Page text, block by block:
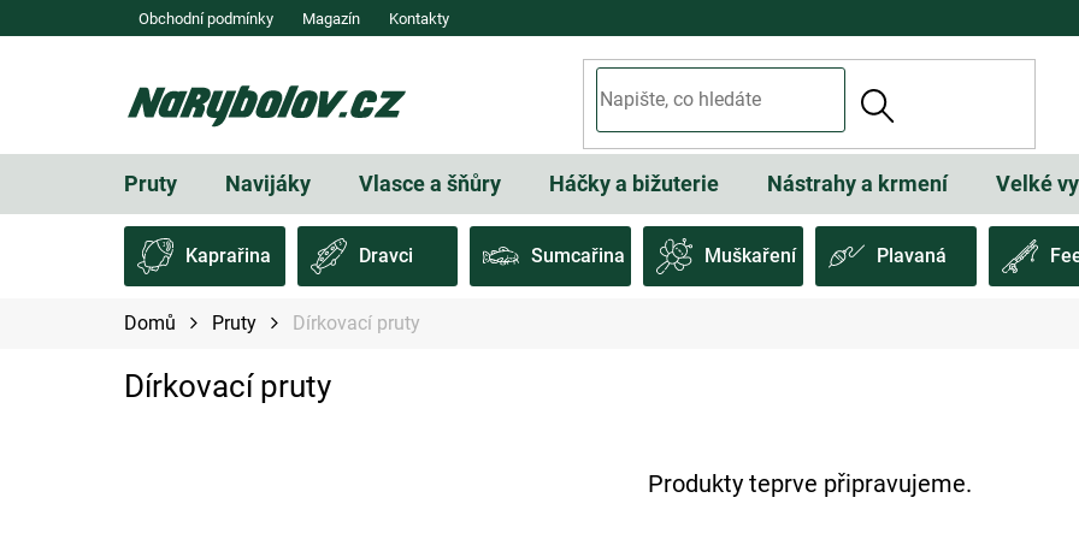
na
Obchodní podmínky Magazín Kontakty
Pruty Navijáky Vlasce a šňůry Háčky a bižuterie Nástrahy a krmení Velké
Kaprařina Dravci Sumcařina Muškaření Plavaná
Domů Pruty Dírkovací pruty
Dírkovací pruty
Produkty teprve připravujeme.